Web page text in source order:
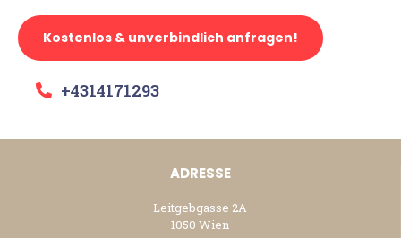
Kostenlos & unverbindlich anfragen!
+4314171293
ADRESSE
Leitgebgasse 2A
1050 Wien